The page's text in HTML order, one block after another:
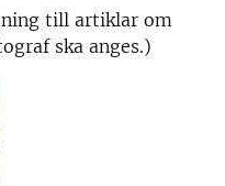
till artiklar om
ska anges.)